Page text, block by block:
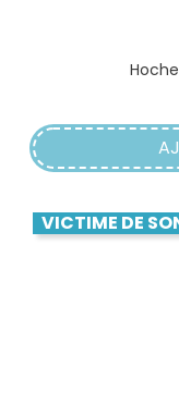
VICTIME DE